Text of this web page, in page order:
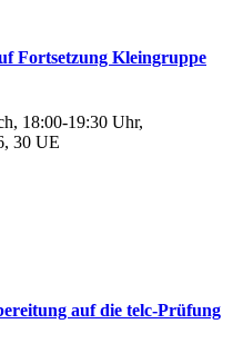
Fortsetzung Kleingruppe
18:00-19:30 Uhr,
30 UE
auf die telc-Prüfung